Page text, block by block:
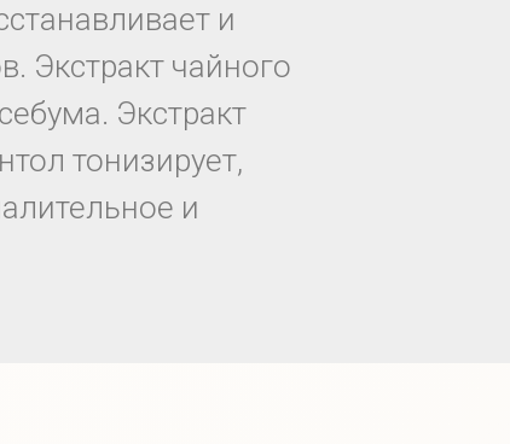
и
Экстракт чайного
Экстракт
тонизирует,
и